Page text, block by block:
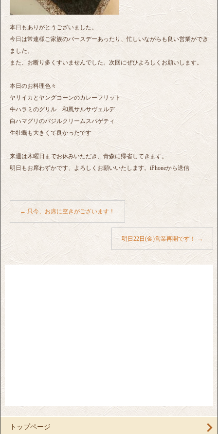
本日もありがとうございました。
今日は常連様ご家族のバースデーあったり、忙しいながらも良い営業ができ
ました。
また、お断り多くすいませんでした。次回にぜひよろしくお願いします。
本日のお料理色々
ヤリイカとヤングコーンのカレーフリット
牛ハラミのグリル 和風サルサヴェルデ
白ハマグリのバジルクリームスパゲティ
生牡蠣も大きくて良かったです
来週は木曜日までお休みいただき、青森に帰省してきます。
明日もお席わずかです、よろしくお願いいたします。iPhoneから送信
← 只今、お席に空きがございます！
明日22日(金)営業再開です！ →
トップページ